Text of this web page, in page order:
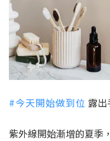
#今天開始做到位 露
紫外線開始漸增的夏季